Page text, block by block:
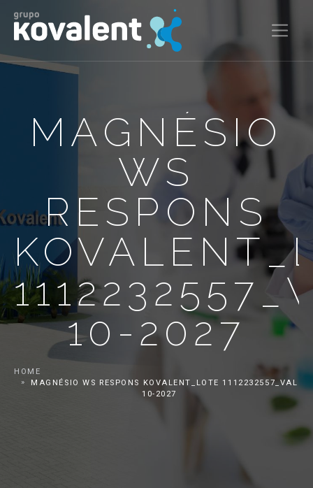
MAGNÉSIO
WS
RESPONS
10-2027
HOME
MAGNÉSIO WS RESPONS KOVALENT_LOTE 1112232557_VAL
10-2027